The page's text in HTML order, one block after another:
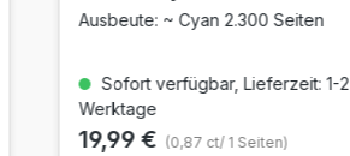
Ausbeute: ~ Cyan 2.300 Seiten
Sofort verfügbar, Lieferzeit: 1-2
Werktage
19,99 € (0,87 ct/ 1 Seiten)